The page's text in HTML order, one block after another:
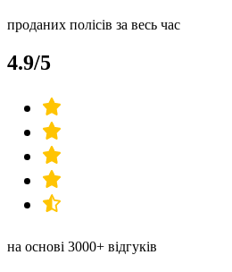
проданих полісів за весь час
4.9/5
на основі 3000+ відгуків